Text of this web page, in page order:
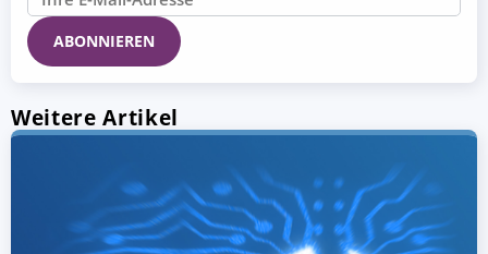
Weitere Artikel